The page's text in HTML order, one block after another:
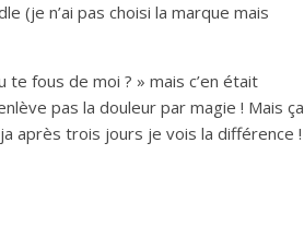
(je n’ai pas choisi la marque mais
fous de moi ? » mais c’en était
pas la douleur par magie ! Mais ça
après trois jours je vois la différence !